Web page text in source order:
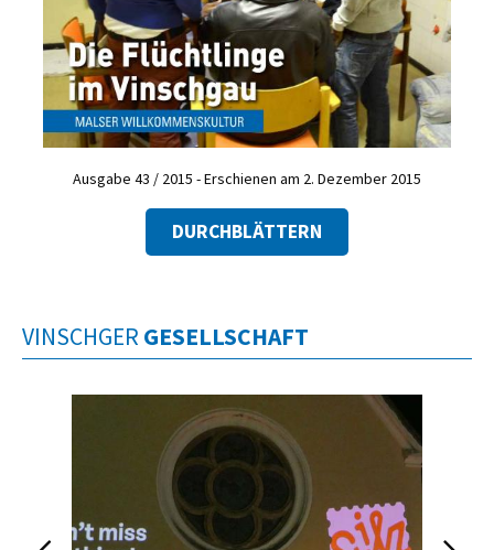
Ausgabe 43 / 2015 - Erschienen am 2. Dezember 2015
DURCHBLÄTTERN
VINSCHGER GESELLSCHAFT